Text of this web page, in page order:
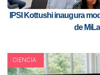
IPSI Kottushi inaugura
de
CIENCIA